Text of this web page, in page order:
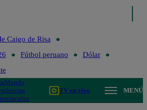
Caigo de Risa
Fútbol peruano
Dólar
Mundo
TV en vivo MENÚ